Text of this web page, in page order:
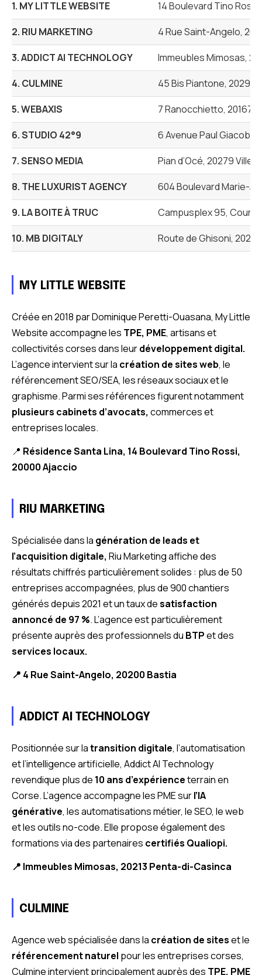
1. MY LITTLE WEBSITE
14 Boulevard Tino
2. RIU MARKETING
4 Rue Saint-Angelo,
3. ADDICT AI TECHNOLOGY
Immeubles Mimosas,
4. CULMINE
45 Bis Piantone, 20290
5. WEBAXIS
7 Ranocchietto, 20167
6. STUDIO 42°9
6 Avenue Paul
7. SENSO MEDIA
Pian d’Océ, 20279
8. THE LUXURIST AGENCY
604 Boulevard Marie-
9. LA BOITE À TRUC
Campusplex 95, Cours
10. MB DIGITALY
Route de Ghisoni,
MY LITTLE WEBSITE
Créée en 2018 par Dominique Peretti-Ouasana, My Little
Website accompagne les TPE, PME, artisans et
collectivités corses dans leurdéveloppement digital.
L’agence intervient sur la création de sites web, le
référencement SEO/SEA, les réseaux sociaux et le
graphisme. Parmi ses références figurent notamment
plusieurs cabinets d’avocats, commerces et
entreprises locales.
📍 Résidence Santa Lina, 14 Boulevard Tino Rossi,
20000 Ajaccio
RIU MARKETING
Spécialisée dans la génération de leads et
l’acquisition digitale, Riu Marketing affiche des
résultats chiffrés particulièrement solides : plus de 50
entreprises accompagnées, plus de 900 chantiers
générés depuis 2021 et un taux desatisfaction
annoncé de 97 %. L’agence est particulièrement
présente auprès des professionnels du BTPet des
services locaux.
📍 4 Rue Saint-Angelo, 20200 Bastia
ADDICT AI TECHNOLOGY
Positionnée sur latransition digitale, l’automatisation
et l’intelligence artificielle, Addict AI Technology
revendique plus de 10 ans d’expérienceterrain en
Corse. L’agence accompagne les PME surl’IA
générative, les automatisations métier, le SEO, le web
et les outils no-code. Elle propose également des
formations via des partenaires certifiés Qualiopi.
📍 Immeubles Mimosas, 20213 Penta-di-Casinca
CULMINE
Agence web spécialisée dans la création de siteset le
référencement naturel pour les entreprises corses,
Culmine intervient principalement auprès des TPE, PME